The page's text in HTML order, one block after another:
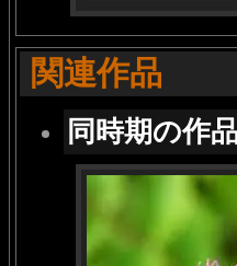
関連作品
同時期の作